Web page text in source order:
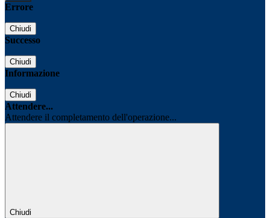
Errore
Chiudi
Successo
Chiudi
Informazione
Chiudi
Attendere...
Attendere il completamento dell'operazione...
Chiudi